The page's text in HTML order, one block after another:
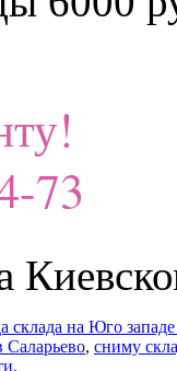
73
склада на Юго
Саларьево, сниму
.